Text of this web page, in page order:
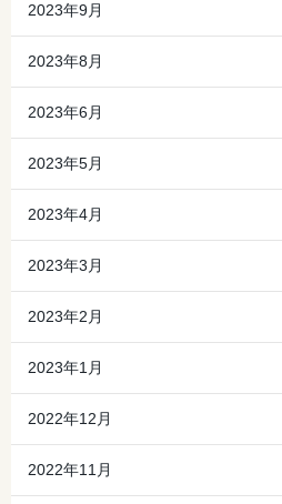
2023年9月
2023年8月
2023年6月
2023年5月
2023年4月
2023年3月
2023年2月
2023年1月
2022年12月
2022年11月